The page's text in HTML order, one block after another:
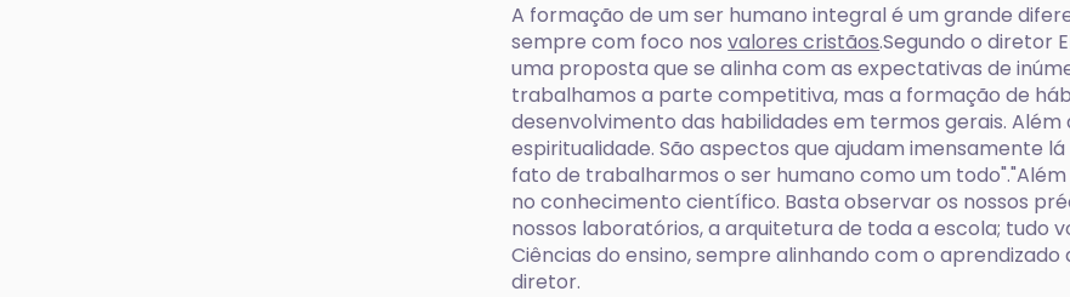
A formação de um ser humano integral é um grande
sempre com foco nosvalores cristãos.Segundo o diretor
uma proposta que se alinha com as expectativas de
trabalhamos a parte competitiva, mas a formação de
desenvolvimento das habilidades em termos gerais. Além
espiritualidade. São aspectos que ajudam imensamente
fato de trabalharmos o ser humano como um
no conhecimento científico. Basta observar os nossos
nossos laboratórios, a arquitetura de toda a escola; tudo
Ciências do ensino, sempre alinhando com o
diretor.